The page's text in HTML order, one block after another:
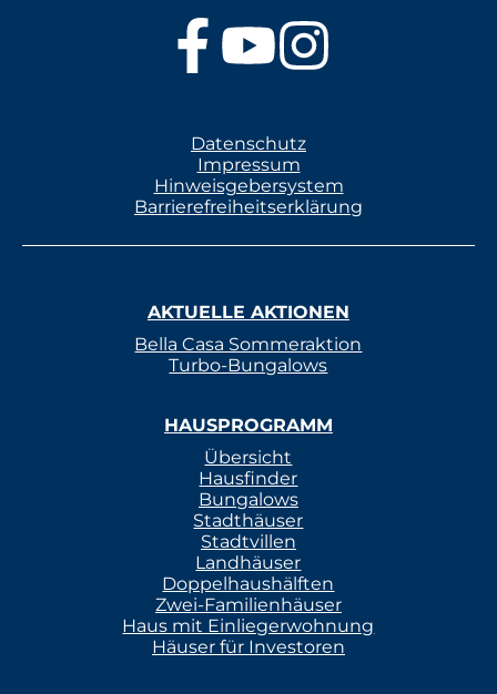
Datenschutz
Impressum
Hinweisgebersystem
Barrierefreiheitserklärung
AKTUELLE AKTIONEN
Bella Casa Sommeraktion
Turbo-Bungalows
HAUSPROGRAMM
Übersicht
Hausfinder
Bungalows
Stadthäuser
Stadtvillen
Landhäuser
Doppelhaushälften
Zwei-Familienhäuser
Haus mit Einliegerwohnung
Häuser für Investoren